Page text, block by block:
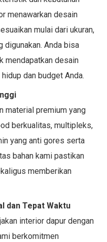
menawarkan desain
mulai dari ukuran,
digunakan. Anda bisa
mendapatkan desain
dan budget Anda.
material premium yang
berkualitas, multipleks,
yang anti gores serta
bahan kami pastikan
memberikan
dan Tepat Waktu
interior dapur dengan
berkomitmen